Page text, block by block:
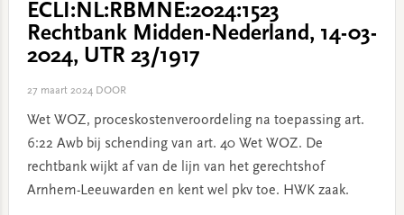
ECLI:NL:RBMNE:2024:1523
Rechtbank Midden-Nederland, 14-03-
2024, UTR 23/1917
27 maart 2024DOOR
Wet WOZ, proceskostenveroordeling na toepassing art.
6:22 Awb bij schending van art. 40 Wet WOZ. De
rechtbank wijkt af van de lijn van het gerechtshof
Arnhem-Leeuwarden en kent wel pkv toe. HWK zaak.